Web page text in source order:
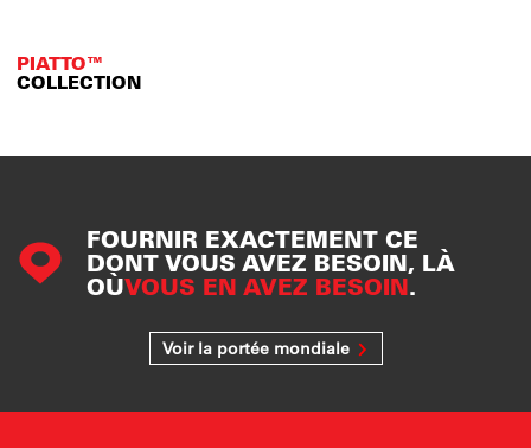
PIATTO™
COLLECTION
FOURNIR EXACTEMENT CE
DONT VOUS AVEZ BESOIN, LÀ
OÙVOUS EN AVEZ BESOIN.
Voir la portée mondiale